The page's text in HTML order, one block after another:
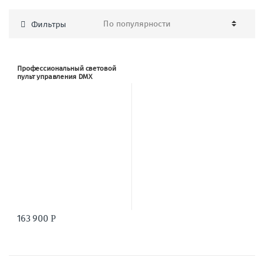
Фильтры
Профессиональный световой
пульт управления DMX
163 900 Р